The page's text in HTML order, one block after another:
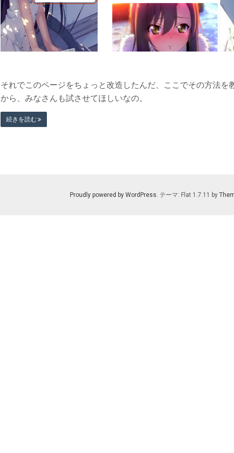
それでこのページをちょっと改造したんだ、ここでその方法を
から、みなさんも試させてほしいなの。
続きを読む
Proudly powered by WordPress . テーマ: Flat 1.7.11 by